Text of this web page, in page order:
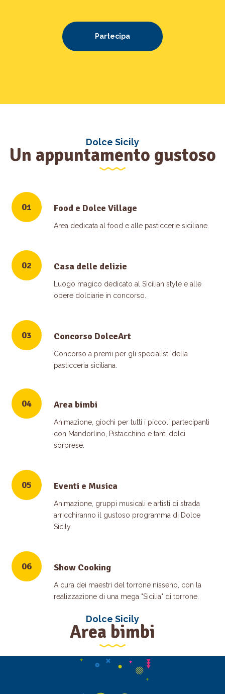
Partecipa
Dolce Sicily
Un appuntamento gustoso
01 Food e Dolce Village
Area dedicata al food e alle pasticcerie siciliane.
02 Casa delle delizie
Luogo magico dedicato al Sicilian style e alle
opere dolciarie in concorso.
03 Concorso DolceArt
Concorso a premi per gli specialisti della
pasticceria siciliana.
04 Area bimbi
Animazione, giochi per tutti i piccoli partecipanti
con Mandorlino, Pistacchino e tanti dolci
sorprese.
05 Eventi e Musica
Animazione, gruppi musicali e artisti di strada
arricchiranno il gustoso programma di Dolce
Sicily.
06 Show Cooking
A cura dei maestri del torrone nisseno, con la
realizzazione di una mega "Sicilia" di torrone.
Dolce Sicily
Area bimbi